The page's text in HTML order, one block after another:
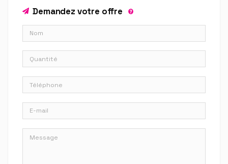
Demandez votre offre